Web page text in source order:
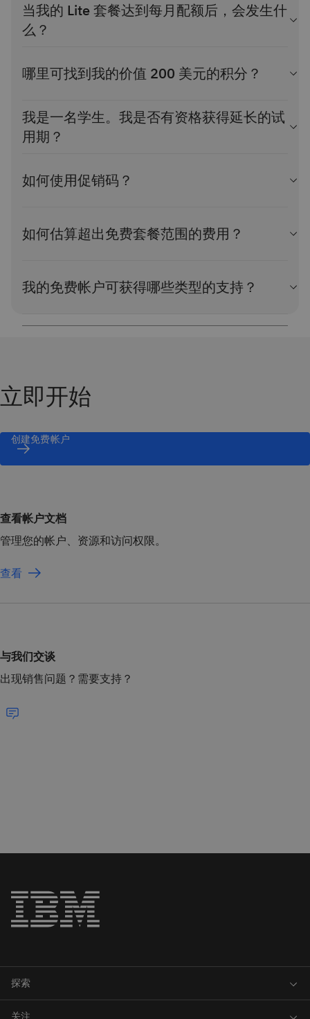
商家决定，但通常在 1.00 美元左右。
您可以为帐户、容器、运行时、所有服务和特定服务分别设置
支出限额。当每月支出达到这些限额的 80%、90% 和 100%
时，您会自动收到通知。如需设置支出通知，单击管理 > 账单
支出通知。
深入了解促销码
让您无需有任何顾虑，可自由处理项目，避免产生意外账单。
Lite 套餐的配额依据使用量配备，且永不过期，并可以按月续
免费试用——可将这些产品视为高级试用版；但需要即用即付
产品将开始产生费用。 查看所有免费套餐产品。
当我的 Lite 套餐达到每月配额后，会发生什
么？
限制按组织计算，而非按实例计算。同一组织中创建的新实例
可以反映先前实例的所有使用情况。配额限制将在每个月的第
您可以前往控制台的管理 > 账单和使用情况，然后选择 “使用
情况”来查看使用情况。更多相关信息，请参阅
哪里可找到我的价值 200 美元的积分？
户。如已升级，请前往 IBM Cloud 控制台中的使用情况页面查
看这 200 美元的积分。您也可以前往
用即付帐户，不能用于第三方产品。
我是一名学生。我是否有资格获得延长的试
用期？
使用。如需获得试用帐户的使用资格，请前往
并验证您的机构凭证。试用账号将在 30 天后过期。
如何使用促销码？
单击“应用”。应用促销码后，将显示一条成功消息。
如何估算超出免费套餐范围的费用？
Cloud® 产品的费用。浏览目录以查找需添加至估算工具中的产
品。
我的免费帐户可获得哪些类型的支持？
立即开始
创建免费帐户
查看帐户文档
管理您的帐户、资源和访问权限。
查看
与我们交谈
出现销售问题？需要支持？